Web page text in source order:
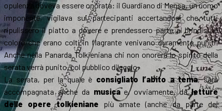
opulenza doveva essere onorata: il Guardiano di Mensa, un uomo
imponente, vigilava sui partecipanti accertandosi che tutti
ripulissero il piatto a dovere e prendessero parte ai brindisi, e
coloro che erano colti in flagrante venivano duramente puniti.
Anche nella Panarda Tolkieniana chi non onorerà lo spirito della
serata verrà punito, col pubblico dileggio.
La serata, per la quale è consigliato l’abito a tema, sarà
accompagnata anche da musicae, ovviamente, daletture
delle opere tolkieniane più amate (anche da parte dei